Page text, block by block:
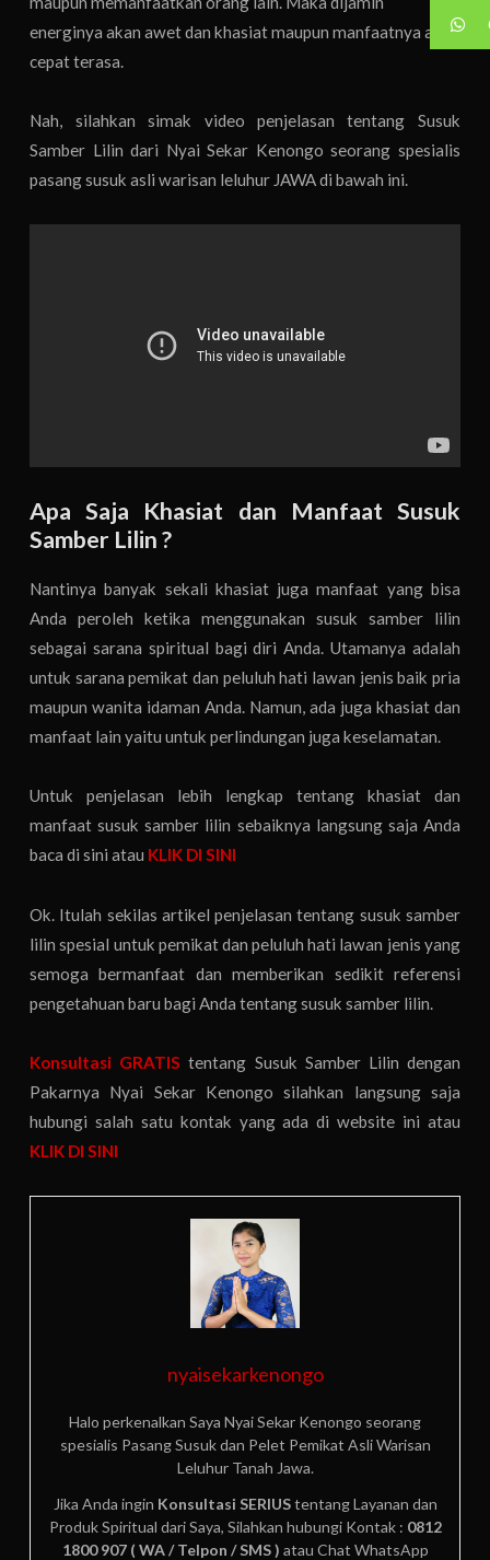
energinya akan awet dan khasiat maupun manfaatnya akan
cepat terasa.
Nah, silahkan simak video penjelasan tentang Susuk
Samber Lilin dari Nyai Sekar Kenongo seorang spesialis
pasang susuk asli warisan leluhur JAWA di bawah ini.
Apa Saja Khasiat dan Manfaat Susuk
Samber Lilin ?
Nantinya banyak sekali khasiat juga manfaat yang bisa
Anda peroleh ketika menggunakan susuk samber lilin
sebagai sarana spiritual bagi diri Anda. Utamanya adalah
untuk sarana pemikat dan peluluh hati lawan jenis baik pria
maupun wanita idaman Anda. Namun, ada juga khasiat dan
manfaat lain yaitu untuk perlindungan juga keselamatan.
Untuk penjelasan lebih lengkap tentang khasiat dan
manfaat susuk samber lilin sebaiknya langsung saja Anda
baca di sini atau KLIK DI SINI
Ok. Itulah sekilas artikel penjelasan tentang susuk samber
lilin spesial untuk pemikat dan peluluh hati lawan jenis yang
semoga bermanfaat dan memberikan sedikit referensi
pengetahuan baru bagi Anda tentang susuk samber lilin.
Konsultasi GRATIS tentang Susuk Samber Lilin dengan
Pakarnya Nyai Sekar Kenongo silahkan langsung saja
hubungi salah satu kontak yang ada di website ini atau
KLIK DI SINI
nyaisekarkenongo
Halo perkenalkan Saya Nyai Sekar Kenongo seorang
spesialis Pasang Susuk dan Pelet Pemikat Asli Warisan
Leluhur Tanah Jawa.
Jika Anda ingin Konsultasi SERIUStentang Layanan dan
Produk Spiritual dari Saya, Silahkan hubungi Kontak : 0812
1800 907 ( WA / Telpon / SMS ) atau Chat WhatsApp